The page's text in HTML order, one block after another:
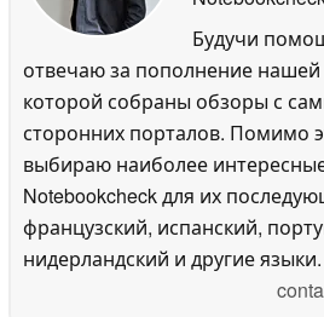
Будучи
отвечаю за пополнение нашей
которой собраны обзоры с
сторонних порталов. Помимо
выбираю наиболее
Notebookcheck для их
французский, испанский,
нидерландский и другие языки.